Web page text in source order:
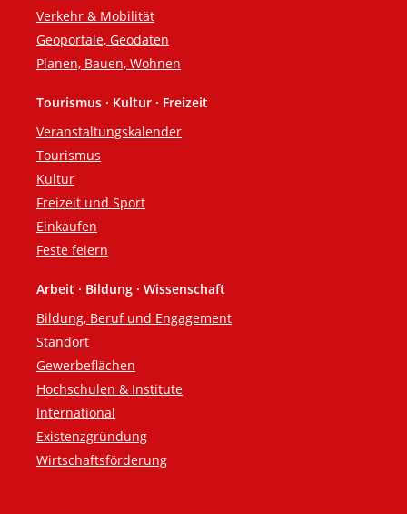
Verkehr & Mobilität
Geoportale, Geodaten
Planen, Bauen, Wohnen
Tourismus · Kultur · Freizeit
Veranstaltungskalender
Tourismus
Kultur
Freizeit und Sport
Einkaufen
Feste feiern
Arbeit · Bildung · Wissenschaft
Bildung, Beruf und Engagement
Standort
Gewerbeflächen
Hochschulen & Institute
International
Existenzgründung
Wirtschaftsförderung